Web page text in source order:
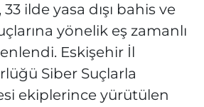
ilde yasa dışı bahis ve
yönelik eş zamanlı
Eskişehir İl
Siber Suçlarla
ekiplerince yürütülen